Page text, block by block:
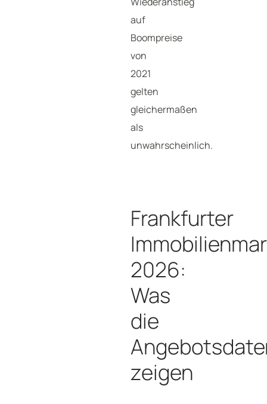
auf
Boompreise
von
2021
gelten
gleichermaßen
als
unwahrscheinlich.
Frankfurter
2026:
Was
die
zeigen